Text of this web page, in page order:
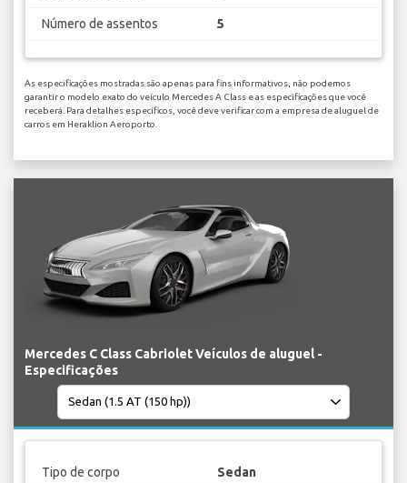
Número de assentos 5
As especificações mostradas são apenas para fins informativos, não podemos
garantir o modelo exato do veículo Mercedes A Class e as especificações que você
receberá. Para detalhes específicos, você deve verificar com a empresa de aluguel de
carros em Heraklion Aeroporto.
Mercedes C Class Cabriolet Veículos de aluguel -
Especificações
Tipo de corpo Sedan